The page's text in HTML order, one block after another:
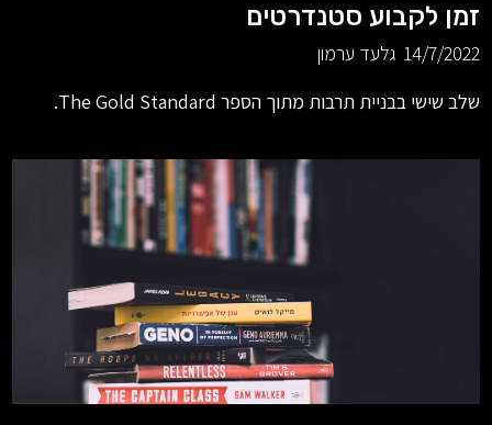
זמן לקבוע סטנדרטים
14/7/2022 גלעד ערמון
שלב שישי בבניית תרבות מתוך הספר The Gold Standard.